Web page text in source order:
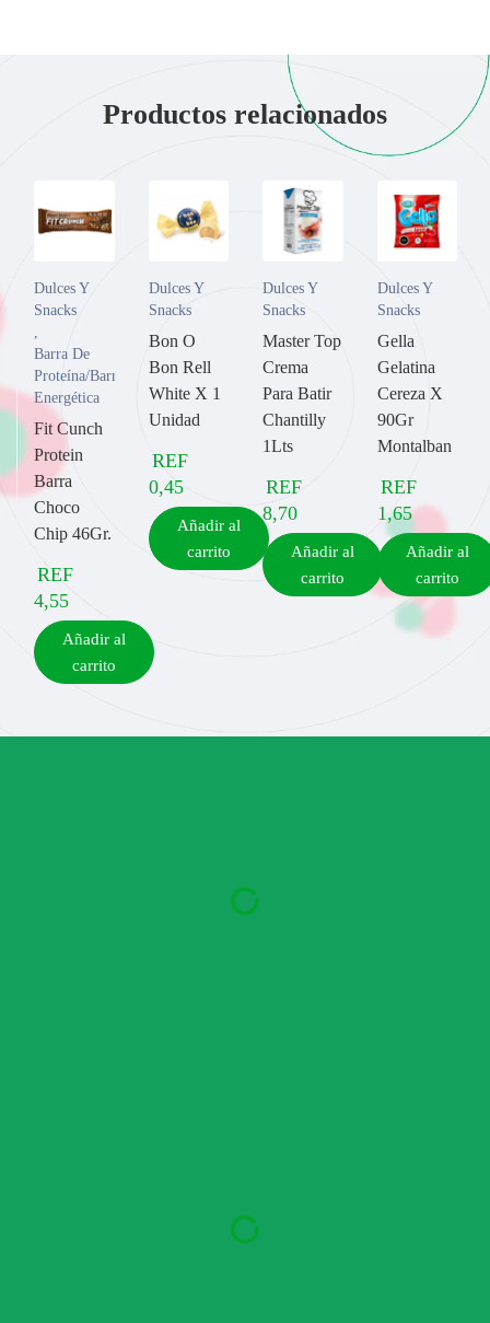
Productos relacionados
Dulces Y
Snacks
Barra De
Proteína/Barra
Energética
Fit Cunch
Protein
Barra
Choco
Chip 46Gr.
REF
4,55
Añadir al
carrito
Dulces Y
Snacks
Bon O
Bon Rell
White X 1
Unidad
REF
0,45
Añadir al
carrito
Dulces Y
Snacks
Master Top
Crema
Para Batir
Chantilly
1Lts
REF
8,70
Añadir al
carrito
Dulces Y
Snacks
Gella
Gelatina
Cereza X
90Gr
Montalban
REF
1,65
Añadir al
carrito